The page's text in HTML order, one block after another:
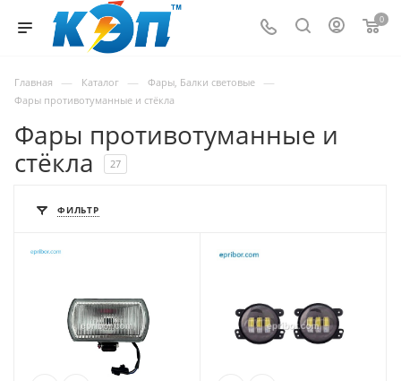
0
Главная — Каталог — Фары, Балки световые —
Фары противотуманные и стёкла
Фары противотуманные и
стёкла
27
ФИЛЬТР